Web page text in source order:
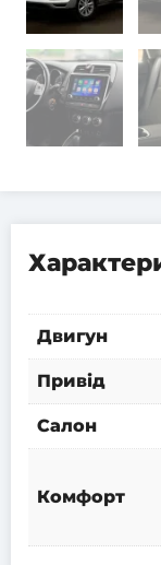
Двигун
Привід
Салон
Комфорт